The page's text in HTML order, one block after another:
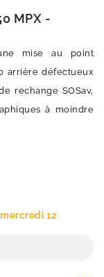
MPX -
mise au point
arrière défectueux
rechange SOSav,
à moindre
mercredi 12